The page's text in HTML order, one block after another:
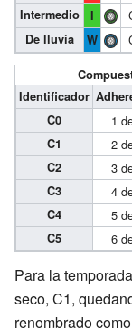
Intermedio I
De lluvia W
Identificador
C0
1
C1 2
C2 3
C3 4
C4 5
C5 6
Para la
seco, C1,
renombrado